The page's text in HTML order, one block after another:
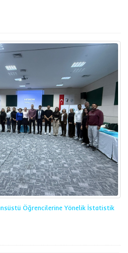
Öğrencilerine Yönelik İstatistik